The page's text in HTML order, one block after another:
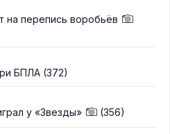
на перепись воробьёв
БПЛА (372)
у «Звезды» (356)